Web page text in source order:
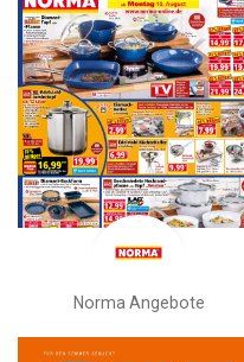
Norma Angebote